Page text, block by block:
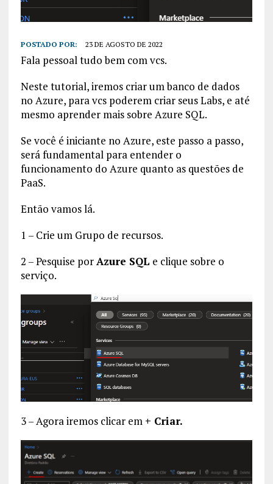
POSTADO POR: 23 DE AGOSTO DE 2022
Fala pessoal tudo bem com vcs.
Neste tutorial, iremos criar um banco de dados
no Azure, para vcs poderem criar seus Labs, e até
mesmo aprender mais sobre Azure SQL.
Se você é iniciante no Azure, este passo a passo,
será fundamental para entender o
funcionamento do Azure quanto as questões de
PaaS.
Então vamos lá.
1 – Crie um Grupo de recursos.
2 – Pesquise porAzure SQL e clique sobre o
serviço.
3 – Agora iremos clicar em + Criar.